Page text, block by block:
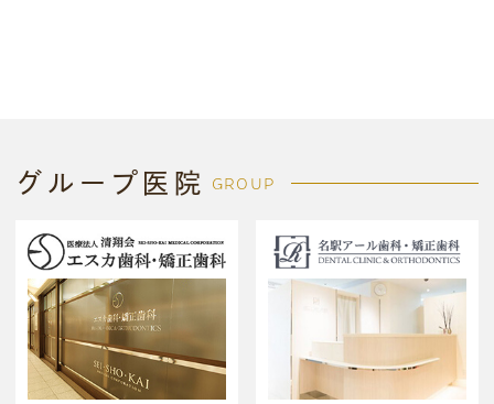
グループ医院 GROUP